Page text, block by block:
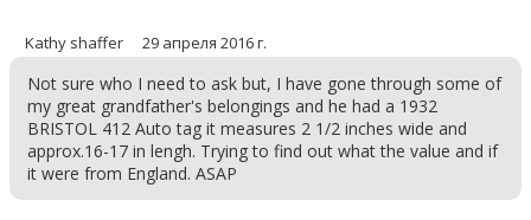
Kathy shaffer 29 апреля 2016 г.
Not sure who I need to ask but, I have gone through some of
my great grandfather's belongings and he had a 1932
BRISTOL 412 Auto tag it measures 2 1/2 inches wide and
approx.16-17 in lengh. Trying to find out what the value and if
it were from England. ASAP